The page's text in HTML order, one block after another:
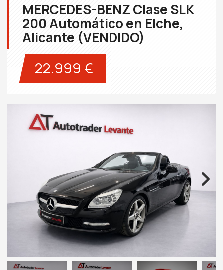
MERCEDES-BENZ Clase SLK
200 Automático en Elche,
Alicante (VENDIDO)
22.999 €
Next